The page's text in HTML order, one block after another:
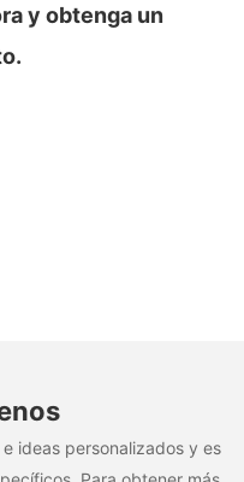
y obtenga un
ideas personalizados y es